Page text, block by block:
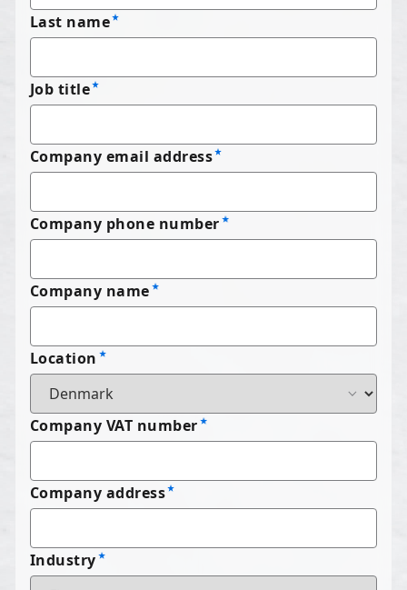
Last name
Job title
Company email address
Company phone number
Company name
Location
Company VAT number
Company address
Industry